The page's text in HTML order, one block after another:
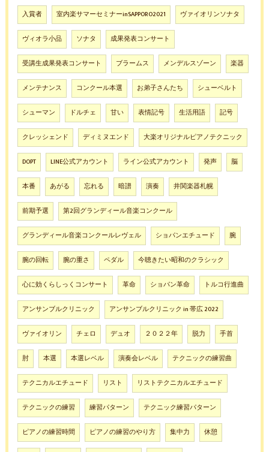
入賞者 室内楽サマーセミナーinSAPPORO2021 ヴァイオリンソナタ
ヴィオラ小品 ソナタ 成果発表コンサート
受講生成果発表コンサート ブラームス メンデルスゾーン 楽器
メンテナンス コンクール本選 お弟子さんたち シューベルト
シューマン ドルチェ 甘い 表情記号 生活用語 記号
クレッシェンド ディミヌエンド 大楽オリジナルピアノテクニック
DOPT LINE公式アカウント ライン公式アカウント 発声 脳
本番 あがる 忘れる 暗譜 演奏 井関楽器札幌
前期予選 第2回グランディール音楽コンクール
グランディール音楽コンクールレヴェル ショパンエチュード 腕
腕の回転 腕の重さ ペダル 今聴きたい昭和のクラシック
心に効くらしっくコンサート 革命 ショパン革命 トルコ行進曲
アンサンブルクリニック アンサンブルクリニック in 帯広 2022
ヴァイオリン チェロ デュオ ２０２２年 脱力 手首
肘 本選 本選レベル 演奏会レベル テクニックの練習曲
テクニカルエチュード リスト リストテクニカルエチュード
テクニックの練習 練習パターン テクニック練習パターン
ピアノの練習時間 ピアノの練習のやり方 集中力 休憩